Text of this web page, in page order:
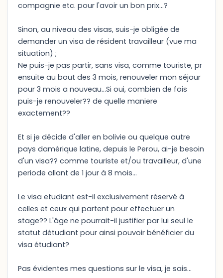
compagnie etc. pour l'avoir un bon prix...?
Sinon, au niveau des visas, suis-je obligée de
demander un visa de résident travailleur (vue ma
situation) ;
Ne puis-je pas partir, sans visa, comme touriste, pr
ensuite au bout des 3 mois, renouveler mon séjour
pour 3 mois a nouveau...Si oui, combien de fois
puis-je renouveler?? de quelle maniere
exactement??
Et si je décide d'aller en bolivie ou quelque autre
pays damérique latine, depuis le Perou, ai-je besoin
d'un visa?? comme touriste et/ou travailleur, d'une
periode allant de 1 jour à 8 mois...
Le visa etudiant est-il exclusivement réservé à
celles et ceux qui partent pour effectuer un
stage?? L'âge ne pourrait-il justifier par lui seul le
statut détudiant pour ainsi pouvoir bénéficier du
visa étudiant?
Pas évidentes mes questions sur le visa, je sais...